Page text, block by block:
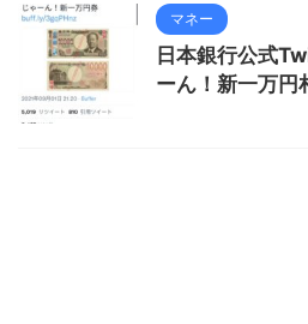
マネー
日本銀行公式
ーん！新一万円